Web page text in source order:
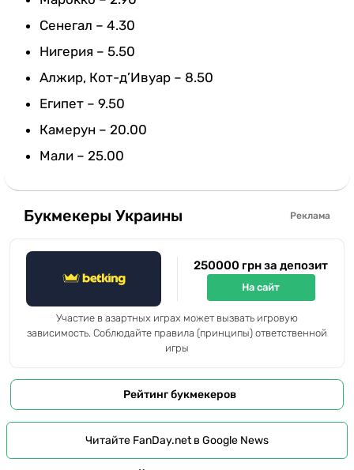
Сенегал – 4.30
Нигерия – 5.50
Алжир, Кот-д’Ивуар – 8.50
Египет – 9.50
Камерун – 20.00
Мали – 25.00
Букмекеры Украины Реклама
250000 грн за депозит
На сайт
Участие в азартных играх может вызвать игровую
зависимость. Соблюдайте правила (принципы) ответственной
игры
Рейтинг букмекеров
Читайте FanDay.net в Google News